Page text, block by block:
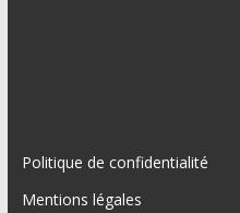
Politique de confidentialité
Mentions légales